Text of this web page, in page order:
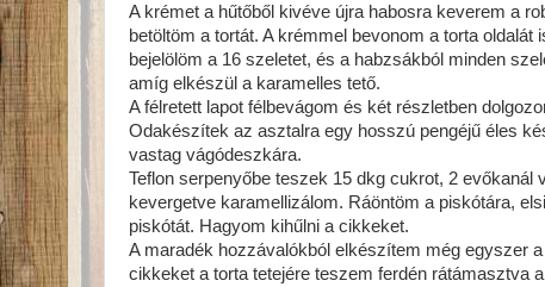
A krémet a hűtőből kivéve újra habosra keverem a
betöltöm a tortát. A krémmel bevonom a torta
bejelölöm a 16 szeletet, és a habzsákból minden
amíg elkészül a karamelles tető.
A félretett lapot félbevágom és két részletben
Odakészítek az asztalra egy hosszú pengéjű éles
vastag vágódeszkára.
Teflon serpenyőbe teszek 15 dkg cukrot, 2
kevergetve karamellizálom. Ráöntöm a piskótára,
piskótát. Hagyom kihűlni a cikkeket.
A maradék hozzávalókból elkészítem még egyszer
cikkeket a torta tetejére teszem ferdén rátámasztva